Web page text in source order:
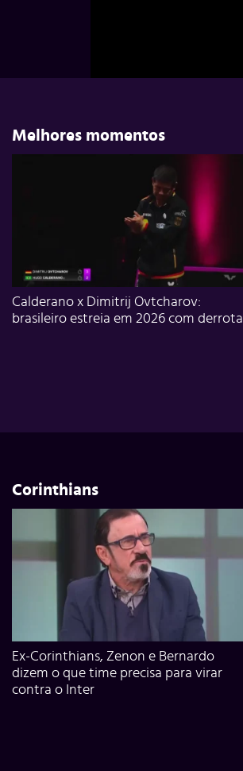
Melhores momentos
Calderano x Dimitrij Ovtcharov:
brasileiro estreia em 2026 com derrota
Corinthians
Ex-Corinthians, Zenon e Bernardo
dizem o que time precisa para virar
contra o Inter